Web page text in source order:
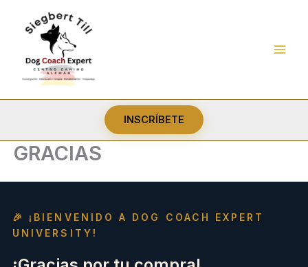
contenido
INSCRÍBETE
GRACIAS
🎉 ¡BIENVENIDO A DOG COACH EXPERT
UNIVERSITY!